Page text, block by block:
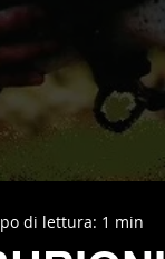
di lettura: 1 min